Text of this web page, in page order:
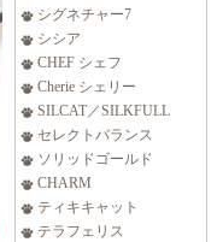
シグネチャー7
シシア
CHEF シェフ
Cherie シェリー
SILCAT／SILKFULL
セレクトバランス
ソリッドゴールド
CHARM
ティキキャット
テラフェリス